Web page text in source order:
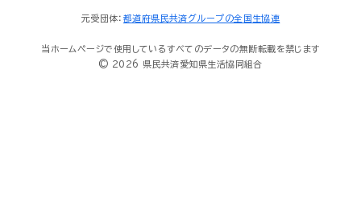
元受団体： 都道府県民共済グループの全国生協連
当ホームページで使用しているすべてのデータの無断転載を禁じます
© 2026 県民共済愛知県生活協同組合